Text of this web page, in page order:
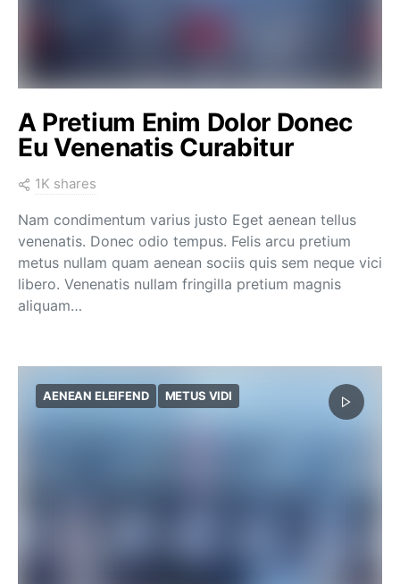
A Pretium Enim Dolor Donec
Eu Venenatis Curabitur
1K shares
Nam condimentum varius justo Eget aenean tellus
venenatis. Donec odio tempus. Felis arcu pretium
metus nullam quam aenean sociis quis sem neque vici
libero. Venenatis nullam fringilla pretium magnis
aliquam…
AENEAN ELEIFEND METUS VIDI